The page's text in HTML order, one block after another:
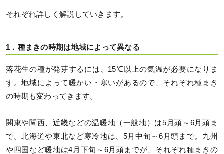
それぞれ詳しく解説していきます。
1．種まきの時期は地域によって異なる
落花生の種が発芽するには、15℃以上の気温が必要になりま
す。地域によって暖かい・寒いがあるので、それぞれ種まき
の時期も変わってきます。
関東や関西、近畿などの温暖地（一般地）は5月頭～6月頭ま
で。北海道や東北など寒冷地は、5月中旬～6月頭まで。九州
や四国など暖地は4月下旬～6月頭までが、それぞれ種まきの